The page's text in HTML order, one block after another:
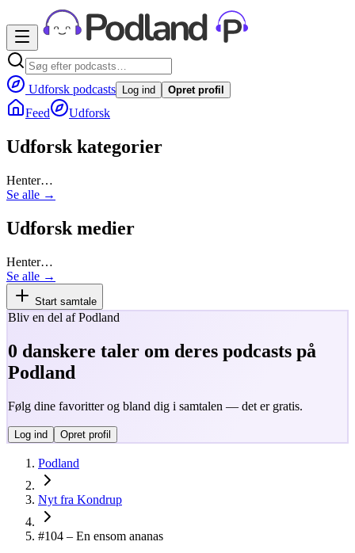
Udforsk podcasts Log ind Opret profil
Feed Udforsk
Udforsk kategorier
Henter…
Se alle →
Udforsk medier
Henter…
Se alle →
Start samtale
Bliv en del af Podland
0 danskere taler om deres podcasts på
Podland
Følg dine favoritter og bland dig i samtalen — det er gratis.
Log ind Opret profil
Podland
Nyt fra Kondrup
#104 – En ensom ananas